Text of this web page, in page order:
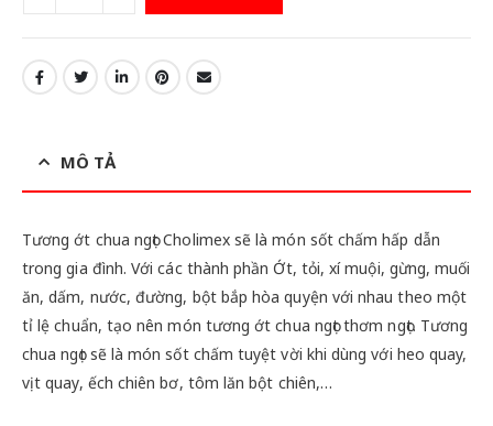
MÔ TẢ
Tương ớt chua ngọt Cholimex sẽ là món sốt chấm hấp dẫn
trong gia đình. Với các thành phần Ớt, tỏi, xí muội, gừng, muối
ăn, dấm, nước, đường, bột bắp hòa quyện với nhau theo một
tỉ lệ chuẩn, tạo nên món tương ớt chua ngọt thơm ngọt. Tương
chua ngọt sẽ là món sốt chấm tuyệt vời khi dùng với heo quay,
vịt quay, ếch chiên bơ, tôm lăn bột chiên,…